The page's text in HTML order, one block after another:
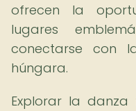
ofrecen la
lugares
conectarse con
húngara.
Explorar la